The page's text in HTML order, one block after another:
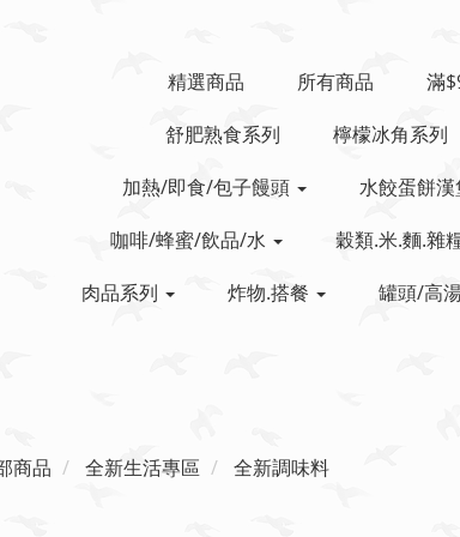
精選商品 所有商品 滿
舒肥熟食系列
檸檬冰角系列
加熱/即食/包子饅頭
水餃蛋餅漢
咖啡/蜂蜜/飲品/水
穀類.米.麵.雜
肉品系列
炸物.搭餐 罐頭/高
商品 全新生活專區 全新調味料